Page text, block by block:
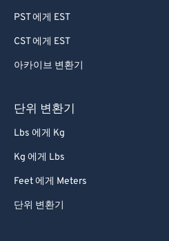
PST 에게 EST
CST 에게 EST
아카이브 변환기
단위 변환기
Lbs 에게 Kg
Kg 에게 Lbs
Feet 에게 Meters
단위 변환기